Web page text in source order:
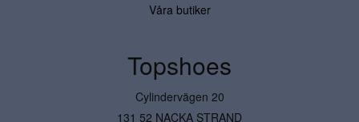
Våra butiker
Topshoes
Cylindervägen 20
131 52 NACKA STRAND